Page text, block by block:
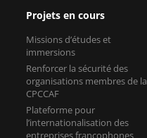
Projets en cours
Missions d’études et
immersions
Renforcer la sécurité des
organisations membres de la
CPCCAF
Plateforme pour
l’internationalisation des
entreprises francophones